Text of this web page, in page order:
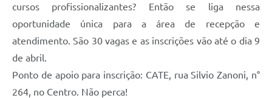
cursos profissionalizantes? Então se liga nessa
oportunidade única para a área de recepção e
atendimento. São 30 vagas e as inscrições vão até o dia 9
de abril.
Ponto de apoio para inscrição: CATE, rua Silvio Zanoni, n°
264, no Centro. Não perca!